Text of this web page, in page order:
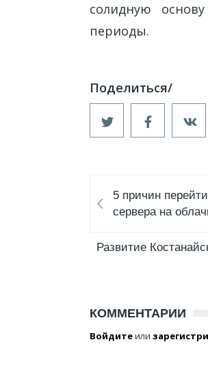
солидную
периоды.
5 причин
сервера на
Развитие
КОММЕНТАРИИ
Войдитеили